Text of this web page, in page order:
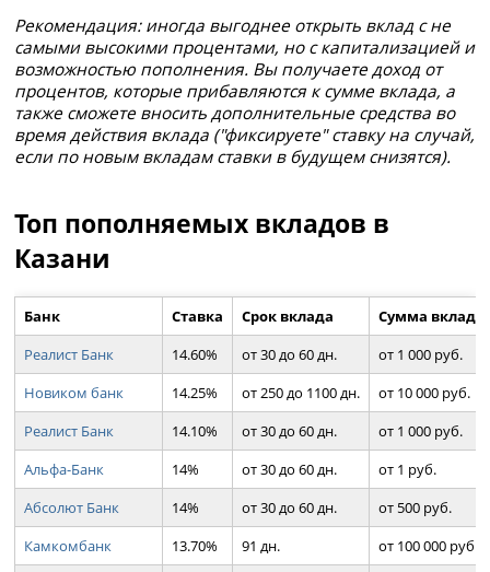
Рекомендация: иногда выгоднее открыть вклад с не
самыми высокими процентами, но с капитализацией и
возможностью пополнения. Вы получаете доход от
процентов, которые прибавляются к сумме вклада, а
также сможете вносить дополнительные средства во
время действия вклада ("фиксируете" ставку на случай,
если по новым вкладам ставки в будущем снизятся).
Топ пополняемых вкладов в
Казани
Банк Ставка Срок вклада
Сумма вклада
Реалист Банк
14.60% от 30 до 60 дн.
от 1 000 руб.
Новиком банк
14.25% от 250 до 1100 дн.
от 10 000 руб.
Реалист Банк
14.10% от 30 до 60 дн.
от 1 000 руб.
Альфа-Банк
14% от 30 до 60 дн.
от 1 руб.
Абсолют Банк
14% от 30 до 60 дн.
от 500 руб.
Камкомбанк
13.70% 91 дн.
от 100 000 руб.